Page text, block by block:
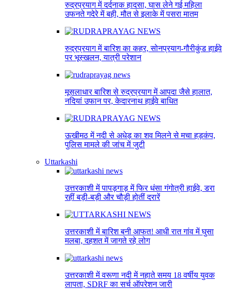
रुद्रप्रयाग में दर्दनाक हादसा, घास लेने गई महिला
उफनते गदेरे में बही, मौत से इलाके में पसरा मातम
रुद्रप्रयाग में बारिश का कहर, सोनप्रयाग-गौरीकुंड हाईवे
पर भूस्खलन, यात्री परेशान
मूसलाधार बारिश से रुद्रप्रयाग में आपदा जैसे हालात,
नदियां उफान पर, केदारनाथ हाईवे बाधित
ऊखीमठ में नदी से अधेड़ का शव मिलने से मचा हड़कंप,
पुलिस मामले की जांच में जुटी
Uttarkashi
उत्तरकाशी में पापड़गाड़ में फिर धंसा गंगोत्री हाईवे, डरा
रहीं बड़ी-बड़ी और चौड़ी होतीं दरारें
उत्तरकाशी में बारिश बनी आफत! आधी रात गांव में घुसा
मलबा, दहशत में जागते रहे लोग
उत्तरकाशी में वरूणा नदी में नहाते समय 18 वर्षीय युवक
लापता, SDRF का सर्च ऑपरेशन जारी